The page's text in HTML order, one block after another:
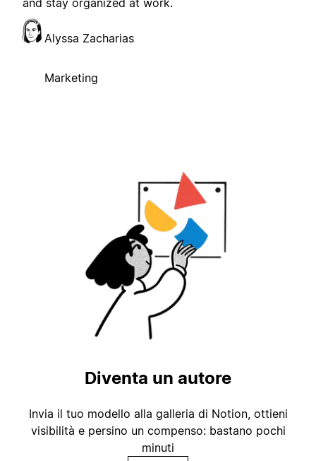
and stay organized at work.
Alyssa Zacharias
Marketing
Diventa un autore
Invia il tuo modello alla galleria di Notion, ottieni
visibilità e persino un compenso: bastano pochi
minuti